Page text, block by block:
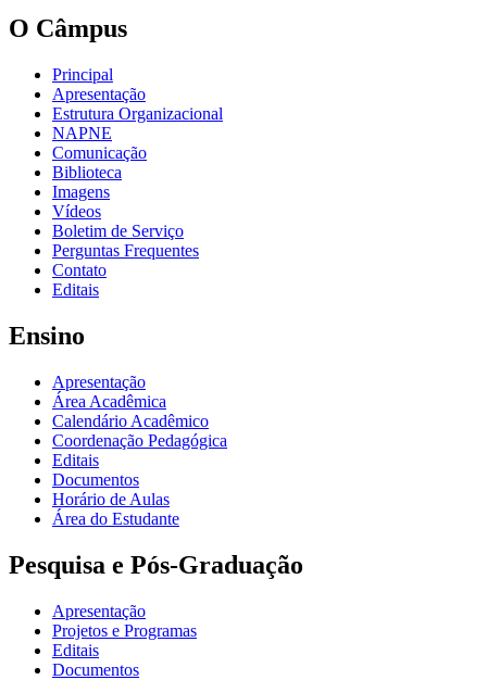
O Câmpus
Principal
Apresentação
Estrutura Organizacional
NAPNE
Comunicação
Biblioteca
Imagens
Vídeos
Boletim de Serviço
Perguntas Frequentes
Contato
Editais
Ensino
Apresentação
Área Acadêmica
Calendário Acadêmico
Coordenação Pedagógica
Editais
Documentos
Horário de Aulas
Área do Estudante
Pesquisa e Pós-Graduação
Apresentação
Projetos e Programas
Editais
Documentos